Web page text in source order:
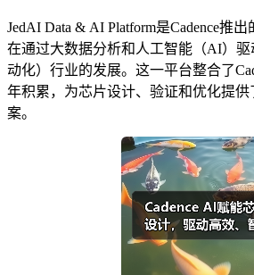
JedAI Data & AI Platform是Cadence推
在通过大数据分析和人工智能（AI）
动化）行业的发展。这一平台整合了
年积累，为芯片设计、验证和优化提
案。